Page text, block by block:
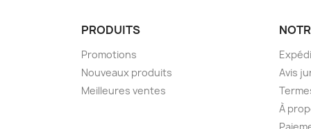
PRODUITS
Promotions
Nouveaux produits
Meilleures ventes
Avis
À